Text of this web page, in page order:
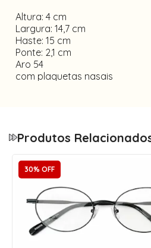
Altura: 4 cm
Largura: 14,7 cm
Haste: 15 cm
Ponte: 2,1 cm
Aro 54
com plaquetas nasais
Altura:
4 cm
Largura:
14,7 cm
Ponte:
2,1 cm
Largura da Armação
Produtos
30% OFF